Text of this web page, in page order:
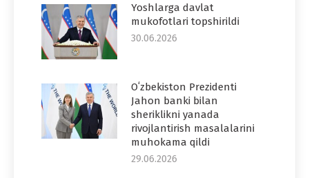
Yoshlarga davlat
mukofotlari topshirildi
30.06.2026
Oʻzbekiston Prezidenti
Jahon banki bilan
sheriklikni yanada
rivojlantirish masalalarini
muhokama qildi
29.06.2026